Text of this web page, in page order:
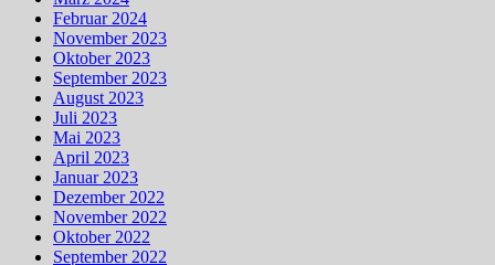
Februar 2024
November 2023
Oktober 2023
September 2023
August 2023
Juli 2023
Mai 2023
April 2023
Januar 2023
Dezember 2022
November 2022
Oktober 2022
September 2022